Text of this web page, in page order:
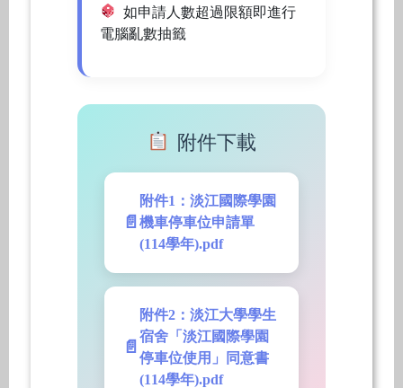
如申請人數超過限額即進行
電腦亂數抽籤
附件下載
附件1：淡江國際學園
機車停車位申請單
(114學年).pdf
附件2：淡江大學學生
宿舍「淡江國際學園
停車位使用」同意書
(114學年).pdf